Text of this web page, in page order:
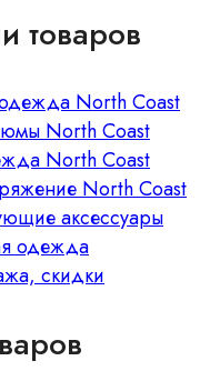
товаров
North Coast
North Coast
North Coast
North Coast
аксессуары
одежда
скидки